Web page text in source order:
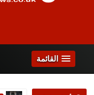
القائمة